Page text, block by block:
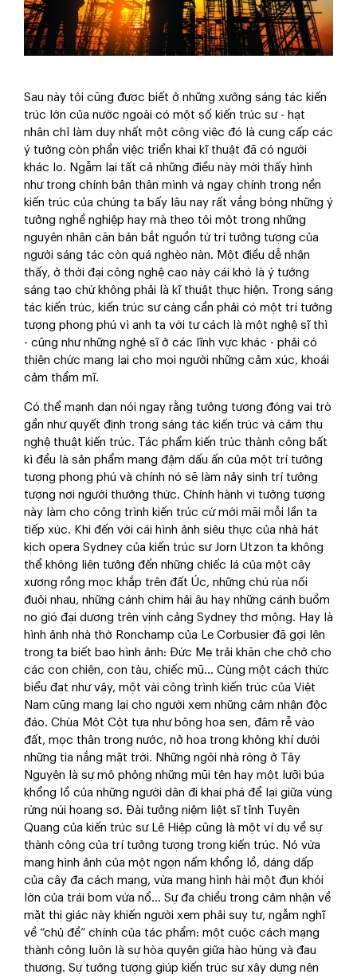
Sau này tôi cũng được biết ở những xưởng sáng tác kiến
trúc lớn của nước ngoài có một số kiến trúc sư - hạt
nhân chỉ làm duy nhất một công việc đó là cung cấp các
ý tưởng còn phần việc triển khai kĩ thuật đã có người
khác lo. Ngẫm lại tất cả những điều này mới thấy hình
như trong chính bản thân mình và ngay chính trong nền
kiến trúc của chúng ta bấy lâu nay rất vắng bóng những ý
tưởng nghề nghiệp hay mà theo tôi một trong những
nguyên nhân căn bản bắt nguồn từ trí tưởng tượng của
người sáng tác còn quá nghèo nàn. Một điều dễ nhận
thấy, ở thời đại công nghệ cao này cái khó là ý tưởng
sáng tạo chứ không phải là kĩ thuật thực hiện. Trong sáng
tác kiến trúc, kiến trúc sư càng cần phải có một trí tưởng
tượng phong phú vì anh ta với tư cách là một nghệ sĩ thì
- cũng như những nghệ sĩ ở các lĩnh vực khác - phải có
thiên chức mang lại cho mọi người những cảm xúc, khoái
cảm thẩm mĩ.
Có thể mạnh dạn nói ngay rằng tưởng tượng đóng vai trò
gần như quyết định trong sáng tác kiến trúc và cảm thụ
nghệ thuật kiến trúc. Tác phẩm kiến trúc thành công bất
kì đều là sản phẩm mang đậm dấu ấn của một trí tưởng
tượng phong phú và chính nó sẽ làm nảy sinh trí tưởng
tượng nơi người thưởng thức. Chính hành vi tưởng tượng
này làm cho công trình kiến trúc cứ mới mãi mỗi lần ta
tiếp xúc. Khi đến với cái hình ảnh siêu thực của nhà hát
kịch opera Sydney của kiến trúc sư Jorn Utzon ta không
thể không liên tưởng đến những chiếc lá của một cây
xương rồng mọc khắp trên đất Úc, những chú rùa nối
đuôi nhau, những cánh chim hải âu hay những cánh buồm
no gió đại dương trên vịnh cảng Sydney thơ mộng. Hay là
hình ảnh nhà thờ Ronchamp của Le Corbusier đã gợi lên
trong ta biết bao hình ảnh: Đức Mẹ trải khăn che chở cho
các con chiên, con tàu, chiếc mũ... Cùng một cách thức
biểu đạt như vậy, một vài công trình kiến trúc của Việt
Nam cũng mang lại cho người xem những cảm nhận độc
đáo. Chùa Một Cột tựa như bông hoa sen, đâm rễ vào
đất, mọc thân trong nước, nở hoa trong không khí dưới
những tia nắng mặt trời. Những ngôi nhà rông ở Tây
Nguyên là sự mô phỏng những mũi tên hay một lưỡi búa
khổng lồ của những người dân đi khai phá để lại giữa vùng
rừng núi hoang sơ. Đài tưởng niệm liệt sĩ tỉnh Tuyên
Quang của kiến trúc sư Lê Hiệp cũng là một ví dụ về sự
thành công của trí tưởng tượng trong kiến trúc. Nó vừa
mang hình ảnh của một ngọn nấm khổng lồ, dáng dấp
của cây đa cách mạng, vừa mang hình hài một đụn khói
lớn của trái bom vừa nổ… Sự đa chiều trong cảm nhận về
mặt thị giác này khiến người xem phải suy tư, ngẫm nghĩ
về “chủ đề” chính của tác phẩm: một cuộc cách mạng
thành công luôn là sự hòa quyện giữa hào hùng và đau
thương. Sự tưởng tượng giúp kiến trúc sư xây dựng nên